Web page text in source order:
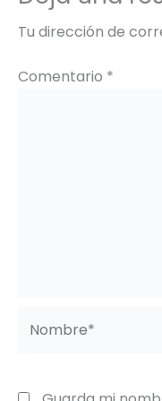
Tu dirección de
Comentario *